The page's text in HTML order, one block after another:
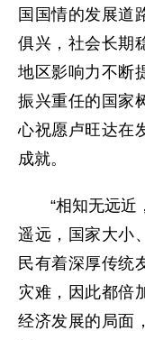
国国情的发展道
俱兴，社会长期
地区影响力不断
振兴重任的国家
心祝愿卢旺达在
成就。
“相知无远近，
遥远，国家大小
民有着深厚传统
灾难，因此都倍
经济发展的局面